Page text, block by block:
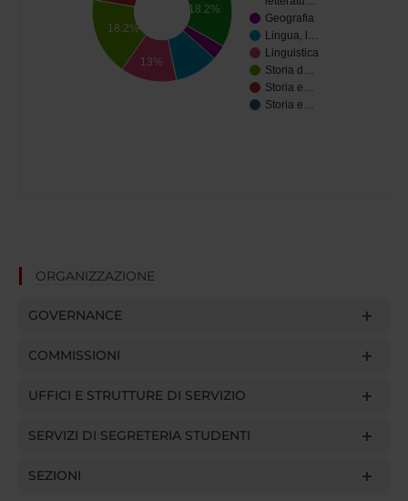
Geografia
Lingua, l…
Linguistica
Storia d…
Storia e…
Storia e…
18.2%
18.2%
13%
ORGANIZZAZIONE
GOVERNANCE
COMMISSIONI
UFFICI E STRUTTURE DI SERVIZIO
SERVIZI DI SEGRETERIA STUDENTI
SEZIONI